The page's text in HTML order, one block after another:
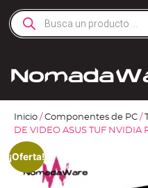
Inicio / Componentes de PC /
DE VIDEO ASUS TUF NVIDIA
¡Oferta!